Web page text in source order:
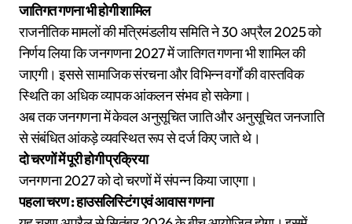
जातिगत गणना भी होगी शामिल
राजनीतिक मामलों की मंत्रिमंडलीय समिति ने 30 अप्रैल 2025 को
निर्णय लिया कि जनगणना 2027 में जातिगत गणना भी शामिल की
जाएगी। इससे सामाजिक संरचना और विभिन्न वर्गों की वास्तविक
स्थिति का अधिक व्यापक आंकलन संभव हो सकेगा।
अब तक जनगणना में केवल अनुसूचित जाति और अनुसूचित जनजाति
से संबंधित आंकड़े व्यवस्थित रूप से दर्ज किए जाते थे।
दो चरणों में पूरी होगी प्रक्रिया
जनगणना 2027 को दो चरणों में संपन्न किया जाएगा।
पहला चरण : हाउसलिस्टिंग एवं आवास गणना